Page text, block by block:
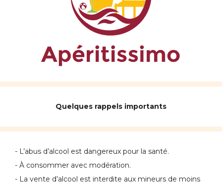
Quelques rappels importants
- L’abus d’alcool est dangereux pour la santé.
- À consommer avec modération.
- La vente d’alcool est interdite aux mineurs de moins